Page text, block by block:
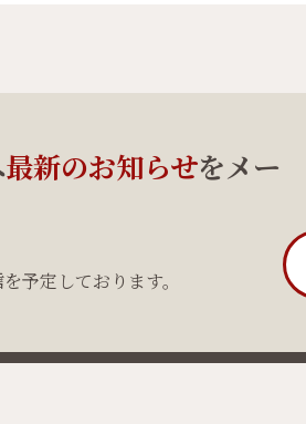
最新のお知らせをメー
予定しております。